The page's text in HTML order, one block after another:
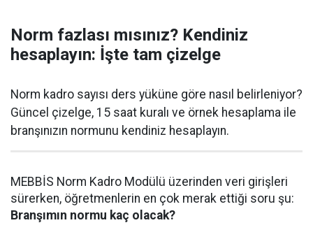
Norm fazlası mısınız? Kendiniz
hesaplayın: İşte tam çizelge
Norm kadro sayısı ders yüküne göre nasıl belirleniyor?
Güncel çizelge, 15 saat kuralı ve örnek hesaplama ile
branşınızın normunu kendiniz hesaplayın.
MEBBİS Norm Kadro Modülü üzerinden veri girişleri
sürerken, öğretmenlerin en çok merak ettiği soru şu:
Branşımın normu kaç olacak?